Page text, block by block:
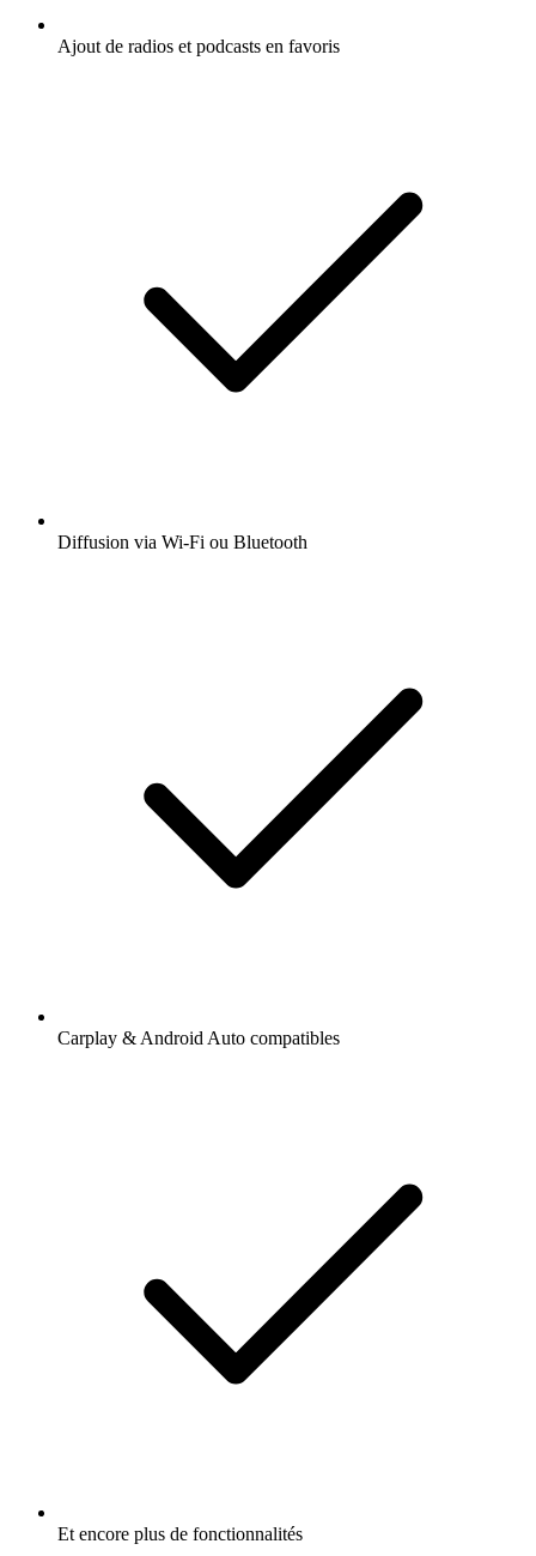
Ajout de radios et podcasts en favoris
Diffusion via Wi-Fi ou Bluetooth
Carplay & Android Auto compatibles
Et encore plus de fonctionnalités